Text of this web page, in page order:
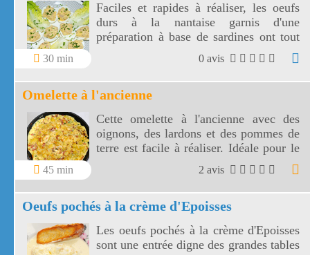
30 min
Faciles et rapides à réaliser, les oeufs
durs à la nantaise garnis d'une
préparation à base de sardines ont tout
bon! Le mélange sardines, beurre,
citron, moutarde et jaunes d'oeufs est
très savoureux.
0 avis
Omelette à l'ancienne
45 min
Cette omelette à l'ancienne avec des
oignons, des lardons et des pommes de
terre est facile à réaliser. Idéale pour le
dîner, cette omelette à l'ancienne sera
accompagnée d'une salade verte.
2 avis
Oeufs pochés à la crème d'Epoisses
Les oeufs pochés à la crème d'Epoisses
sont une entrée digne des grandes tables